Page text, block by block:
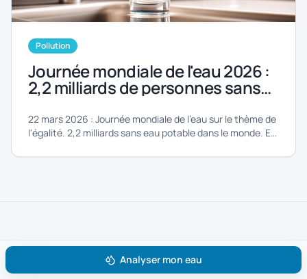
Analyser mon eau
Pollution
Journée mondiale de l'eau 2026 :
2,2 milliards de personnes sans
accès. Et vous, que savez-vous
de votre robinet ?
22 mars 2026 : Journée mondiale de l'eau sur le thème de
l'égalité. 2,2 milliards sans eau potable dans le monde. En